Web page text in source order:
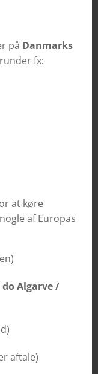
på Danmarks
fx:
at køre
af Europas
Algarve /
aftale)